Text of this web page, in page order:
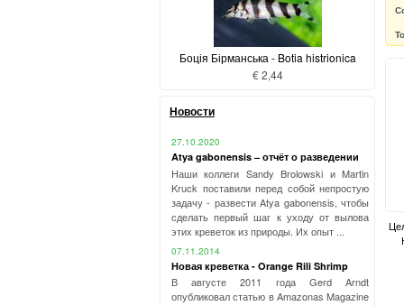
Боція Бірманська - Botia histrionica
€ 2,44
Новости
27.10.2020
Atya gabonensis – отчёт о разведении
Наши коллеги Sandy Brolowski и Martin
Kruck поставили перед собой непростую
задачу - развести Atya gabonensis, чтобы
сделать первый шаг к уходу от вылова
этих креветок из природы. Их опыт ...
07.11.2014
Новая креветка - Orange Rili Shrimp
В августе 2011 года Gerd Arndt
опубликовал статью в Amazonas Magazine